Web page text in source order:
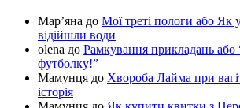
Мар’яна до Мої треті пологи або
відійшли води
olena до Рамкування прикладань або
футболку!”
Мамунця до Хвороба Лайма при
історія